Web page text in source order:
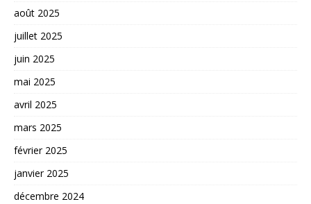
août 2025
juillet 2025
juin 2025
mai 2025
avril 2025
mars 2025
février 2025
janvier 2025
décembre 2024